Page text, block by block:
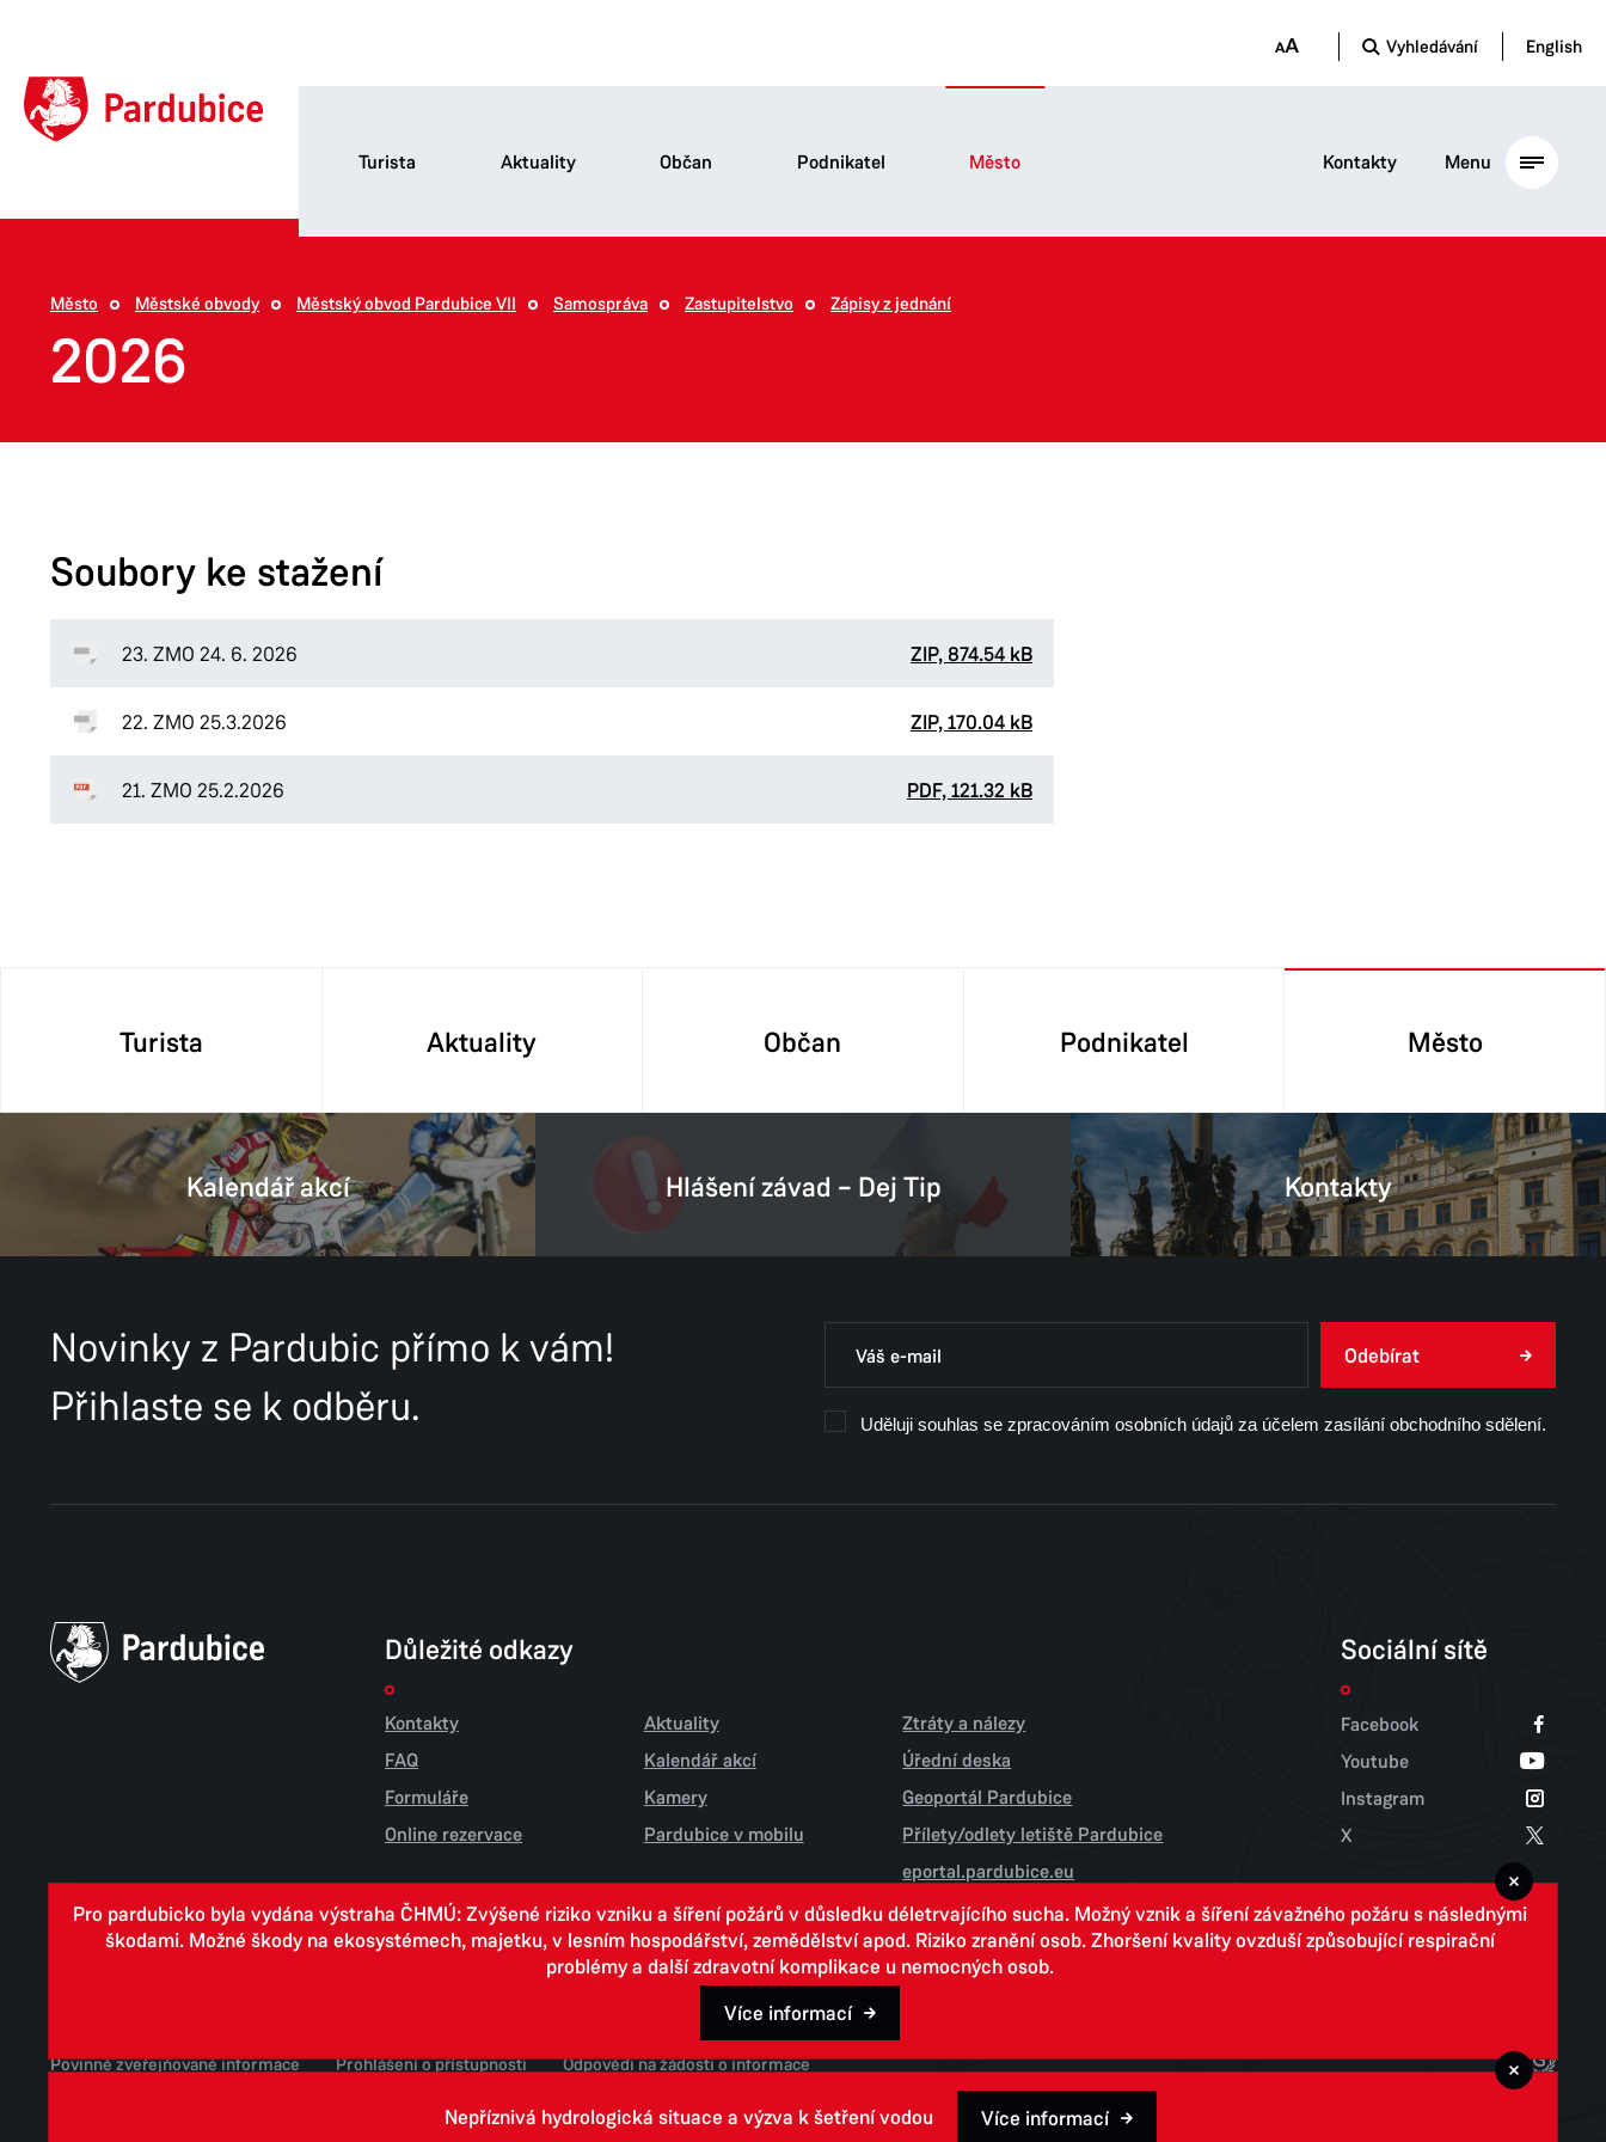
Vyhledávání English
Turista Aktuality Občan Podnikatel Město Kontakty Menu
Město Městské obvody Městský obvod Pardubice VII Samospráva Zastupitelstvo Zápisy z jednání
2026
Soubory ke stažení
23. ZMO 24. 6. 2026 ZIP, 874.54 kB
22. ZMO 25.3.2026 ZIP, 170.04 kB
21. ZMO 25.2.2026 PDF, 121.32 kB
Turista Aktuality Občan Podnikatel Město
Kalendář akcí Hlášení závad – Dej Tip Kontakty
Novinky z Pardubic přímo k vám!
Přihlaste se k odběru.
Odebírat
Uděluji souhlas se zpracováním osobních údajů za účelem zasílání obchodního sdělení.
Sociální sítě
Facebook
Youtube
Instagram
X
Důležité odkazy
Kontakty
FAQ
Formuláře
Online rezervace
Aktuality
Kalendář akcí
Kamery
Pardubice v mobilu
Ztráty a nálezy
Úřední deska
Geoportál Pardubice
Přílety/odlety letiště Pardubice
eportal.pardubice.eu
Povinně zveřejňované informace
Prohlášení o přístupnosti
Odpovědi na žádosti o informace
Pro pardubicko byla vydána výstraha ČHMÚ: Zvýšené riziko vzniku a šíření požárů v důsledku déletrvajícího sucha. Možný vznik a šíření závažného požáru s následnými
škodami. Možné škody na ekosystémech, majetku, v lesním hospodářství, zemědělství apod. Riziko zranění osob. Zhoršení kvality ovzduší způsobující respirační
problémy a další zdravotní komplikace u nemocných osob.
Více informací
Nepříznivá hydrologická situace a výzva k šetření vodou Více informací